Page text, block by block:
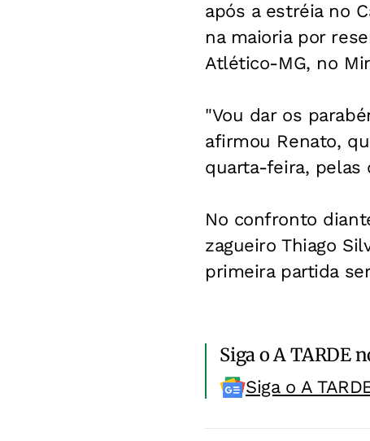
após a estréia no
na maioria por
Atlético-MG, no
"Vou dar os
afirmou Renato,
quarta-feira, pelas
No confronto
zagueiro Thiago
primeira partida
Siga o A TARDE
Siga o A